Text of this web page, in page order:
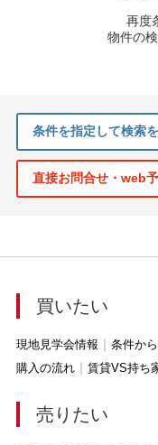
再度
物件の
条件を指定して検索
直接お問合せ・web
買いたい
現地見学会情報 条件か
購入の流れ
賃貸VS持ち
売りたい